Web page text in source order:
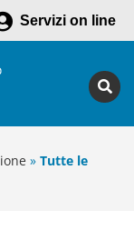
Servizi on line
» Tutte le